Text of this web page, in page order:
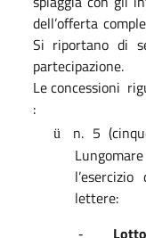
dell’offerta
Si riportano di
partecipazione.
Le concessioni
:
ü
n. 5
lettere:
-